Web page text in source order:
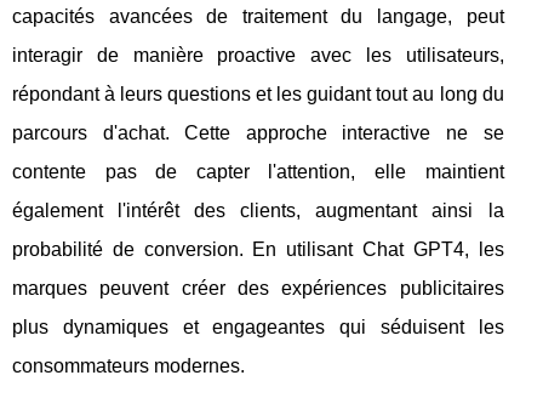
capacités avancées de traitement du langage, peut
interagir de manière proactive avec les utilisateurs,
répondant à leurs questions et les guidant tout au long du
parcours d'achat. Cette approche interactive ne se
contente pas de capter l'attention, elle maintient
également l'intérêt des clients, augmentant ainsi la
probabilité de conversion. En utilisant Chat GPT4, les
marques peuvent créer des expériences publicitaires
plus dynamiques et engageantes qui séduisent les
consommateurs modernes.